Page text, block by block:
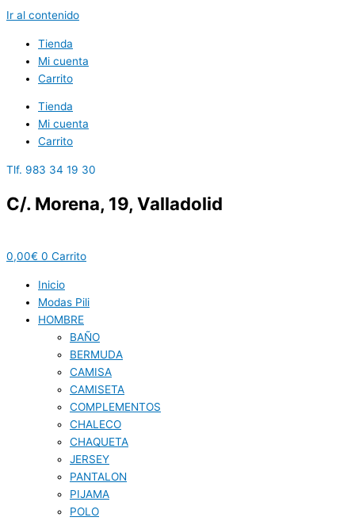
Ir al contenido
Tienda
Mi cuenta
Carrito
Tienda
Mi cuenta
Carrito
Tlf. 983 34 19 30
C/. Morena, 19, Valladolid
0,00€ 0 Carrito
Inicio
Modas Pili
HOMBRE
BAÑO
BERMUDA
CAMISA
CAMISETA
COMPLEMENTOS
CHALECO
CHAQUETA
JERSEY
PANTALON
PIJAMA
POLO